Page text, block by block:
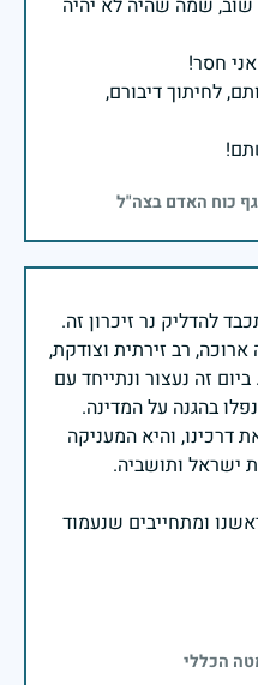
שמה שהיה לא יהיה
לחיתוך דיבורם,
כוח האדם בצה"ל
להדליק נר זיכרון זה.
רב זירתית וצודקת,
זה נעצור ונתייחד עם
בהגנה על המדינה.
והיא המעניקה
ומתחייבים שנעמוד
הכללי